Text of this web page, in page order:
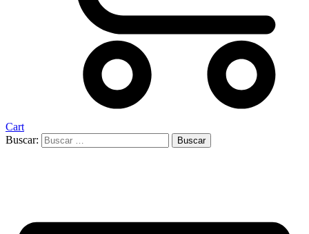
Cart
Buscar: